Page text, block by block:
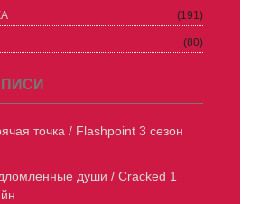
(191)
(80)
точка / Flashpoint 3 сезон
души / Cracked 1